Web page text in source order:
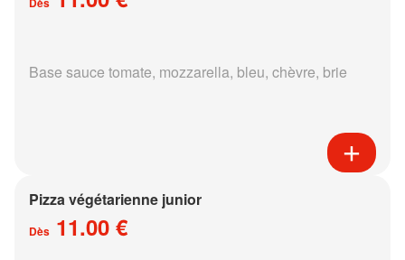
Base sauce tomate, mozzarella, bleu, chèvre, brie
Pizza végétarienne junior
Dès 11.00 €